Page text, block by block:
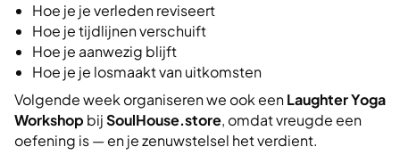
Hoe je je verleden reviseert
Hoe je tijdlijnen verschuift
Hoe je aanwezig blijft
Hoe je je losmaakt van uitkomsten
Volgende week organiseren we ook eenLaughter Yoga
Workshop bijSoulHouse.store, omdat vreugde een
oefening is — en je zenuwstelsel het verdient.